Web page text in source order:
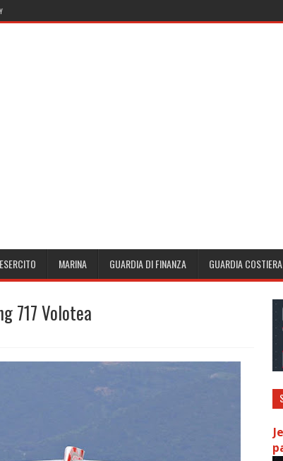
ESERCITO MARINA GUARDIA DI FINANZA GUARDIA COSTIERA
717 Volotea